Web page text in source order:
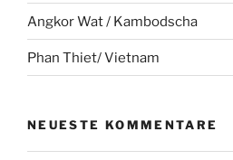
Angkor Wat / Kambodscha
Phan Thiet/ Vietnam
NEUESTE KOMMENTARE